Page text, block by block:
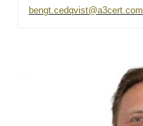
bengt.cedqvist@a3cert.com